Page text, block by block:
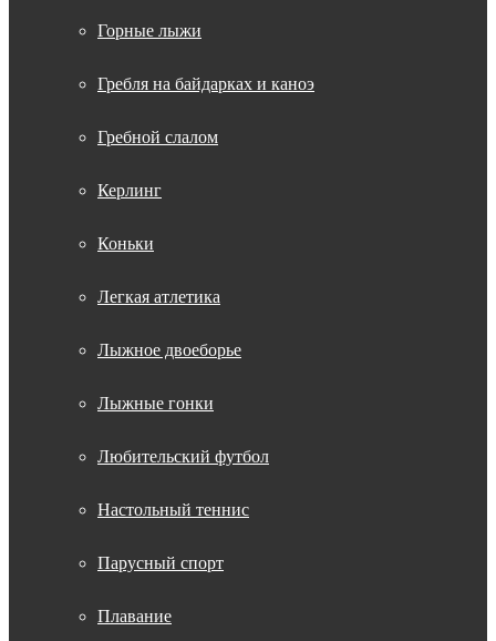
Горные лыжи
Гребля на байдарках и каноэ
Гребной слалом
Керлинг
Коньки
Легкая атлетика
Лыжное двоеборье
Лыжные гонки
Любительский футбол
Настольный теннис
Парусный спорт
Плавание